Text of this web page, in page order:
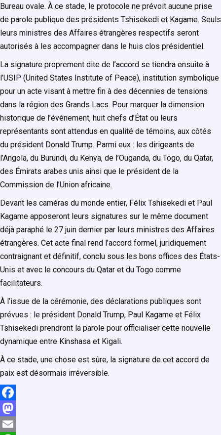
Bureau ovale. À ce stade, le protocole ne prévoit aucune prise
de parole publique des présidents Tshisekedi et Kagame. Seuls
leurs ministres des Affaires étrangères respectifs seront
autorisés à les accompagner dans le huis clos présidentiel.
La signature proprement dite de l’accord se tiendra ensuite à
l’USIP (United States Institute of Peace), institution symbolique
pour un acte visant à mettre fin à des décennies de tensions
dans la région des Grands Lacs. Pour marquer la dimension
historique de l’événement, huit chefs d’État ou leurs
représentants sont attendus en qualité de témoins, aux côtés
du président Donald Trump. Parmi eux : les dirigeants de
l’Angola, du Burundi, du Kenya, de l’Ouganda, du Togo, du Qatar,
des Émirats arabes unis ainsi que le président de la
Commission de l’Union africaine.
Devant les caméras du monde entier, Félix Tshisekedi et Paul
Kagame apposeront leurs signatures sur le même document
déjà paraphé le 27 juin dernier par leurs ministres des Affaires
étrangères. Cet acte final rend l’accord formel, juridiquement
contraignant et définitif, conclu sous les bons offices des États-
Unis et avec le concours du Qatar et du Togo comme
facilitateurs.
À l’issue de la cérémonie, des déclarations publiques sont
prévues : le président Donald Trump, Paul Kagame et Félix
Tshisekedi prendront la parole pour officialiser cette nouvelle
dynamique entre Kinshasa et Kigali.
À ce stade, une chose est sûre, la signature de cet accord de
paix est désormais irréversible.
F
aM